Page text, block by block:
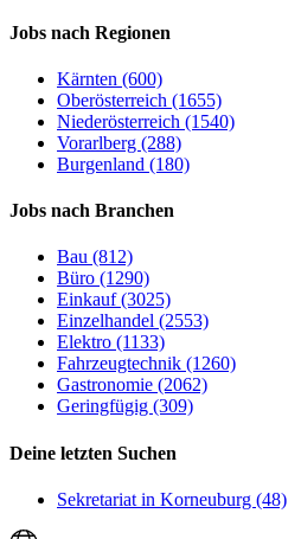
Jobs nach Regionen
Kärnten (600)
Oberösterreich (1655)
Niederösterreich (1540)
Vorarlberg (288)
Burgenland (180)
Jobs nach Branchen
Bau (812)
Büro (1290)
Einkauf (3025)
Einzelhandel (2553)
Elektro (1133)
Fahrzeugtechnik (1260)
Gastronomie (2062)
Geringfügig (309)
Deine letzten Suchen
Sekretariat in Korneuburg (48)